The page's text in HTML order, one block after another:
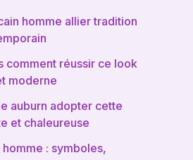
homme allier tradition
comment réussir ce look
moderne
auburn adopter cette
et chaleureuse
: symboles,